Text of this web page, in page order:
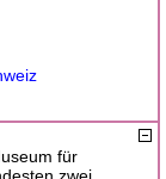
für